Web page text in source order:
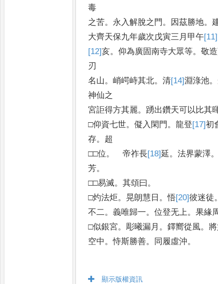
毒
之苦。 永入解脫之門。 因茲勝地。
大齊天保九年歲次戊寅三月甲午[11]
[12]亥。仰為廣固南寺大眾等。敬
刃
名山。峭崿峙其北。清[14]淵淥池。
神仙之
宮詎得方其麗。 踴出鑽天可以比其
□仰資七世。儗入閑門。龍登[17]初
存。 超
□□位。 帝祚長[18] 延。法界蒙澤
芳。
□□易滅。其頌曰 。
□灼法炬。晃朗慧日 。悟[20]彼迷徒
不二。義唯歸一。位登无上。果緣
□似銀宮。彫曦漏月 。鐸嚮從風。
空中。恃斯勝善。 同履虛沖。
顯示版權資訊